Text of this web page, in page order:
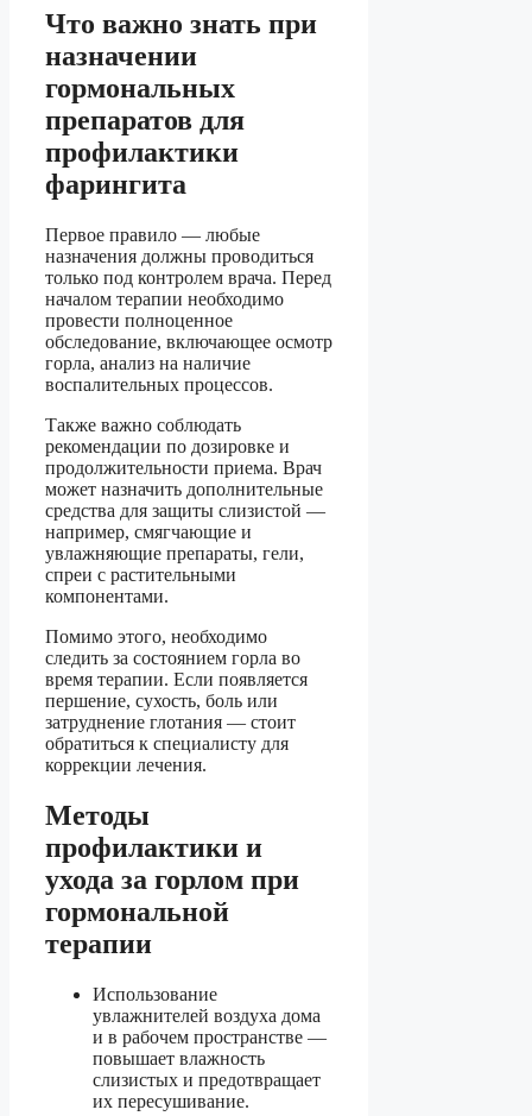
Что важно знать при
назначении
гормональных
препаратов для
профилактики
фарингита
Первое правило — любые
назначения должны проводиться
только под контролем врача. Перед
началом терапии необходимо
провести полноценное
обследование, включающее осмотр
горла, анализ на наличие
воспалительных процессов.
Также важно соблюдать
рекомендации по дозировке и
продолжительности приема. Врач
может назначить дополнительные
средства для защиты слизистой —
например, смягчающие и
увлажняющие препараты, гели,
спреи с растительными
компонентами.
Помимо этого, необходимо
следить за состоянием горла во
время терапии. Если появляется
першение, сухость, боль или
затруднение глотания — стоит
обратиться к специалисту для
коррекции лечения.
Методы
профилактики и
ухода за горлом при
гормональной
терапии
Использование
увлажнителей воздуха дома
и в рабочем пространстве —
повышает влажность
слизистых и предотвращает
их пересушивание.